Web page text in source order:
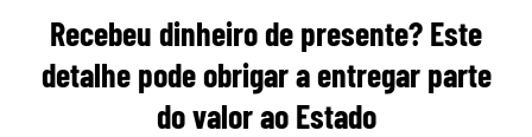
Recebeu dinheiro de presente? Este
detalhe pode obrigar a entregar parte
do valor ao Estado